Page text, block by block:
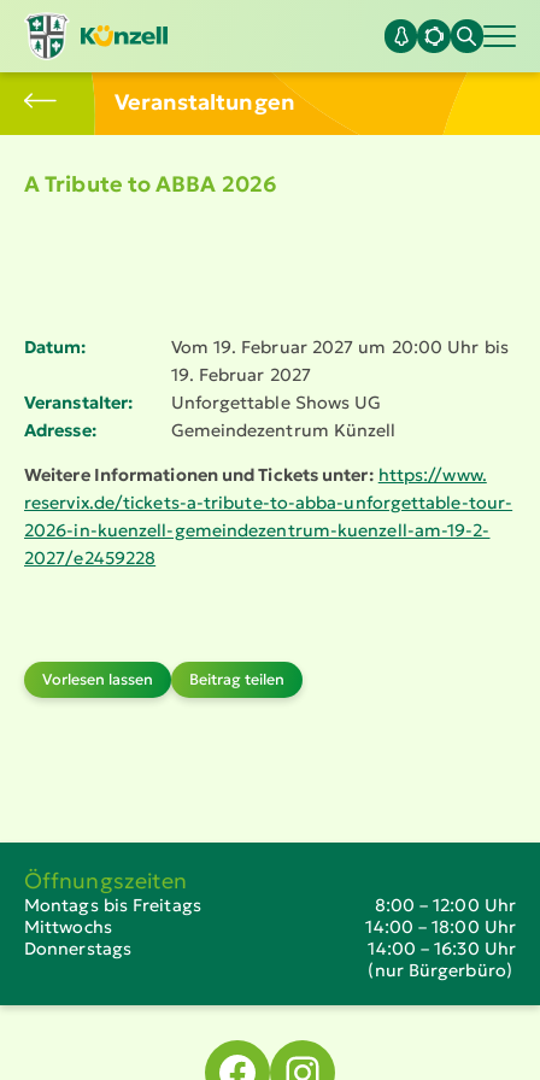
Öffnungszeiten
Montags bis Freitags
8:00 – 12:00 Uhr
Mittwochs
14:00 – 18:00 Uhr
Donnerstags
14:00 – 16:30 Uhr
(nur Bürgerbüro)
Veran­stal­tungen
A Tribute to ABBA 2026
Datum:
Vom 19. Februar 2027 um 20:00 Uhr bis
19. Februar 2027
Veranstalter:
Unfor­get­table Shows UG
Adresse:
Gemein­de­zentrum Künzell
Weitere Infor­ma­tionen und Tickets unter: https://​www.​
reservix.​de/​tickets-​a-​tribute-​to-​abba-​unforgettable-​tour-​
2026-​in-​kuenzell-​gemeindezentrum-​kuenzell-​am-​19-​2-​
2027/​e2459228
Vorlesen lassen Beitrag teilen